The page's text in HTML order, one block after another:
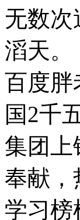
无数次
滔天。
百度胖
国2千
集团上
奉献，
学习榜